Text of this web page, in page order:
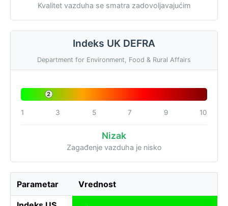
Kvalitet vazduha se smatra zadovoljavajućim
Indeks UK DEFRA
Department for Environment, Food & Rural Affairs
2
1 3 5 7 9 10
Nizak
Zagađenje vazduha je nisko
Parametar Vrednost